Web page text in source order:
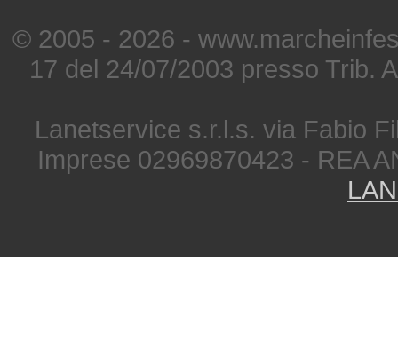
© 2005 - 2026 -
17 del 24/07/2003 presso Trib.
Lanetservice s.r.l.s. via Fabio
Imprese 02969870423 - REA